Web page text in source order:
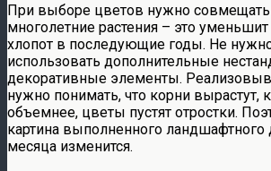
При выборе цветов нужно совмещать
многолетние растения – это
хлопот в последующие годы. Не
использовать дополнительные
декоративные элементы.
нужно понимать, что корни вырастут,
объемнее, цветы пустят отростки.
картина выполненного ландшафтного
месяца изменится.